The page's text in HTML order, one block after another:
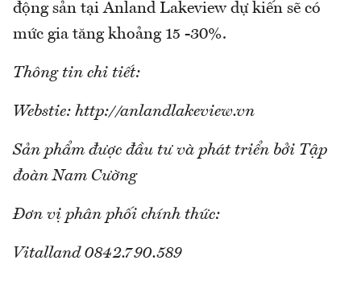
động sản tại Anland Lakeview dự kiến sẽ có
mức gia tăng khoảng 15 -30%.
Thông tin chi tiết:
Webstie: http://anlandlakeview.vn
Sản phẩm được đầu tư và phát triển bởi Tập
đoàn Nam Cường
Đơn vị phân phối chính thức:
Vitalland 0842.790.589